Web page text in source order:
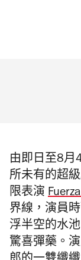
由即日至8月
所未有的超
限表演
界線，演員
浮半空的水
驚喜彈藥。